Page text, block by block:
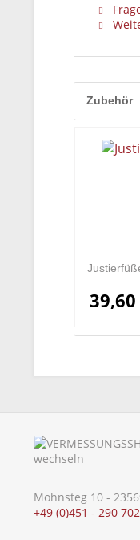
Zubehör
Mohnsteg 10 -
+49 (0)451 - 290